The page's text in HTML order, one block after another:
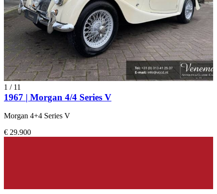
1 / 11
1967 | Morgan 4/4 Series V
Morgan 4+4 Series V
€ 29.900